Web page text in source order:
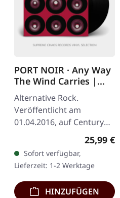
PORT NOIR · Any Way
The Wind Carries |
BLACK LP+CD
Alternative Rock.
Veröffentlicht am
01.04.2016, auf Century
Schwarzes Vinyl im
Standard-Cover mit
bedruckter Innenhülle mit
Album auf…
25,99 €
Sofort verfügbar,
Lieferzeit: 1-2 Werktage
HINZUFÜGEN